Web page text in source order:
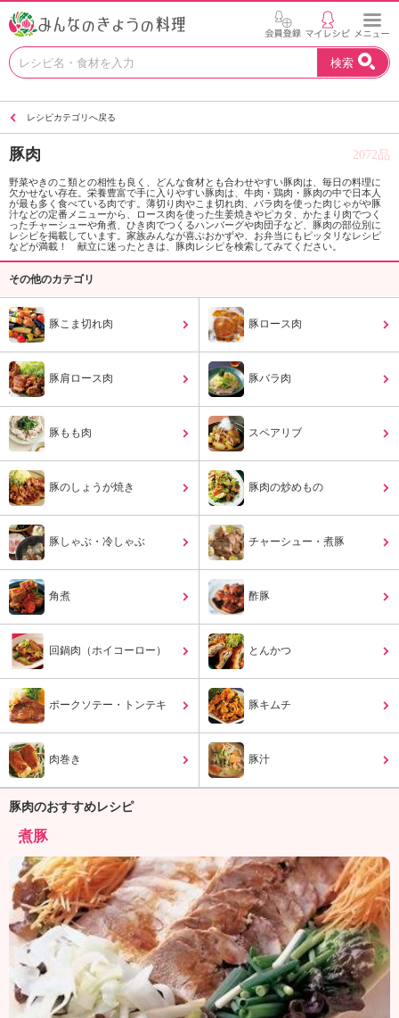
お
い
を
見
つ
け
よ
H
デ
シ
ル
ん
き
の
料
検索
レシピカテゴリへ戻る
豚肉 2072品
野菜やきのこ類との相性も良く、どんな食材とも合わせやすい豚肉は、毎日の料理に
欠かせない存在。栄養豊富で手に入りやすい豚肉は、牛肉・鶏肉・豚肉の中で日本人
が最も多く食べている肉です。薄切り肉やこま切れ肉、バラ肉を使った肉じゃがや豚
汁などの定番メニューから、ロース肉を使った生姜焼きやピカタ、かたまり肉でつく
ったチャーシューや角煮、ひき肉でつくるハンバーグや肉団子など、豚肉の部位別に
レシピを掲載しています。家族みんなが喜ぶおかずや、お弁当にもピッタリなレシピ
などが満載！ 献立に迷ったときは、豚肉レシピを検索してみてください。
その他のカテゴリ
豚こま切れ肉 豚ロース肉
豚肩ロース肉 豚バラ肉
豚もも肉 スペアリブ
豚のしょうが焼き 豚肉の炒めもの
豚しゃぶ・冷しゃぶ チャーシュー・煮豚
角煮 酢豚
回鍋肉（ホイコーロー） とんかつ
ポークソテー・トンテキ 豚キムチ
肉巻き 豚汁
豚肉のおすすめレシピ
煮豚